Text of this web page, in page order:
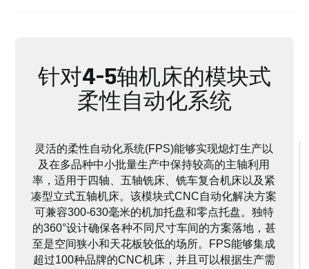
针对4-5轴机床的模块式
柔性自动化系统
灵活的柔性自动化系统(FPS)能够实现熄灯生产以
及在多品种中小批量生产中保持较高的主轴利用
率，适用于四轴、五轴铣床、铣车复合机床以及紧
凑型立式五轴机床。该模块式CNC自动化解决方案
可兼容300-630毫米的机加托盘和零点托盘。独特
的360°设计确保各种不同尺寸车间的方案落地，甚
至是空间狭小和天花板较低的场所。FPS能够集成
超过100种品牌的CNC机床，并且可以根据生产需